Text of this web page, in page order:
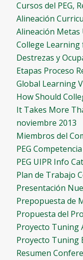
Cursos del PEG,
Alineación
Alineación Metas
College Learning
Destrezas y
Etapas Proceso
Global Learning
How Should
It Takes More
noviembre 2013
Miembros del
PEG
PEG UIPR Info
Plan de Trabajo
Presentación
Prepopuesta de
Propuesta del
Proyecto Tuning
Proyecto Tuning
Resumen